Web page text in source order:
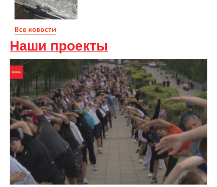
Все новости
Наши проекты